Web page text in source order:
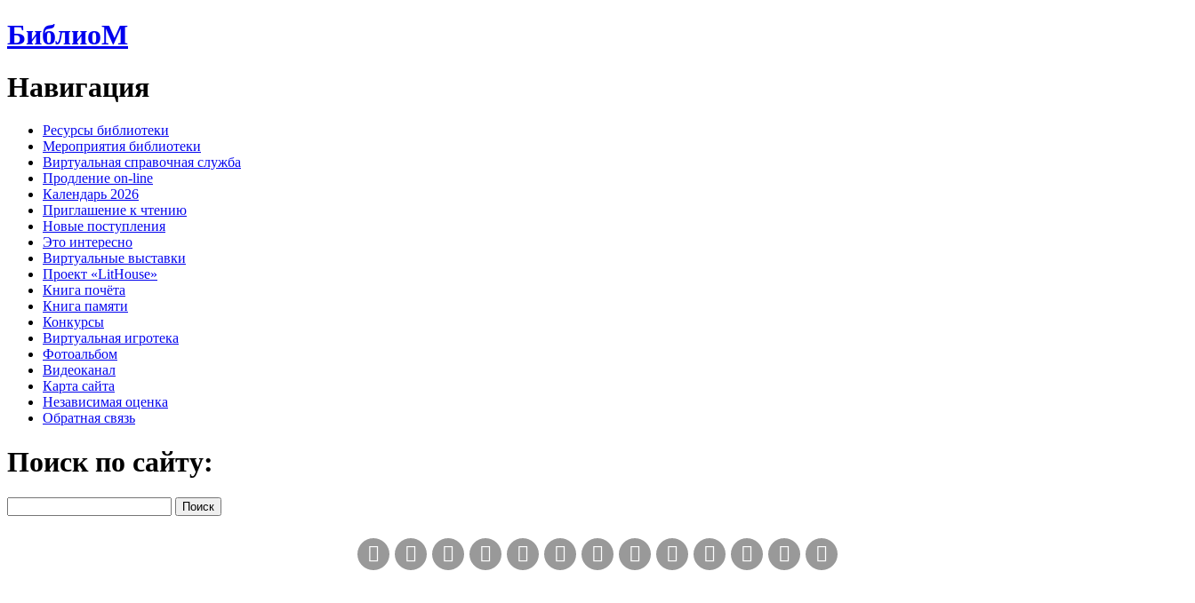
БиблиоМ
Навигация
Ресурсы библиотеки
Мероприятия библиотеки
Виртуальная справочная служба
Продление on-line
Календарь 2026
Приглашение к чтению
Новые поступления
Это интересно
Виртуальные выставки
Проект «LitHouse»
Книга почёта
Книга памяти
Конкурсы
Виртуальная игротека
Фотоальбом
Видеоканал
Карта сайта
Независимая оценка
Обратная связь
Поиск по сайту: